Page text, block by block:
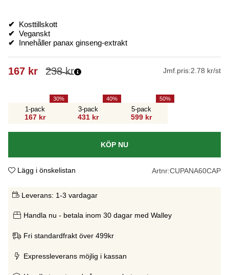
✔
Kosttillskott
✔ Veganskt
✔
Innehåller panax ginseng-extrakt
238kr
167 kr Jmf.pris:2.78 kr/st
1-pack
167 kr
30
3-pack
431 kr
40
5-pack
599 kr
50
KÖP NU
Lägg i önskelistan Artnr:CUPANA60CAP
Leverans: 1-3 vardagar
Handla nu - betala inom 30 dagar med Walley
Fri standardfrakt över 499kr
Expressleverans möjlig i kassan